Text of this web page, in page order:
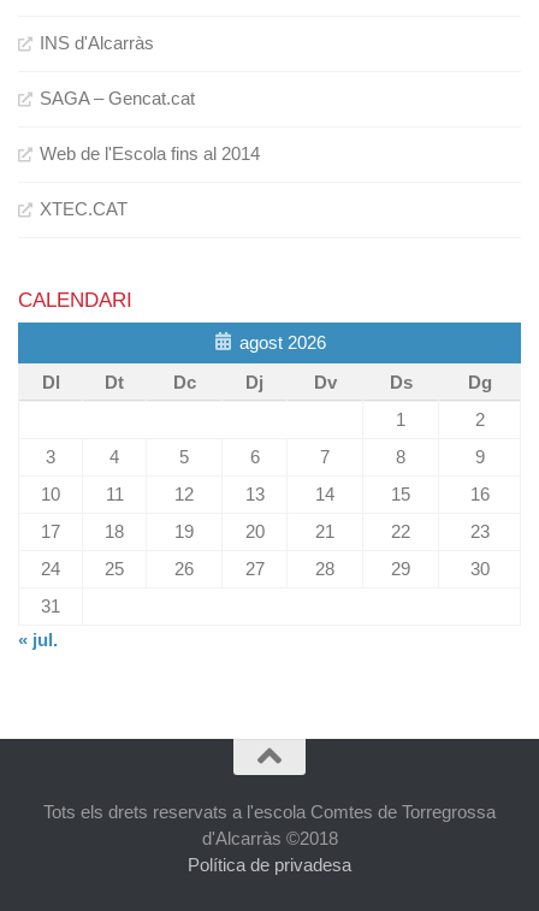
INS d'Alcarràs
SAGA – Gencat.cat
Web de l'Escola fins al 2014
XTEC.CAT
CALENDARI
agost 2026
Dl
Dt Dc Dj Dv Ds
Dg
1
2
3
4 5 6 7 8
9
10
11 12 13 14 15
16
17
18 19 20 21 22
23
24
25 26 27 28 29
30
31
« jul.
Tots els drets reservats a l'escola Comtes de Torregrossa
d'Alcarràs ©2018
Política de privadesa